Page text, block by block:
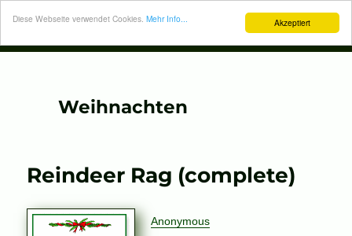
Akzeptiert
Diese Webseite verwendet Cookies. Mehr Info...
Weihnachten
Reindeer Rag (complete)
Anonymous